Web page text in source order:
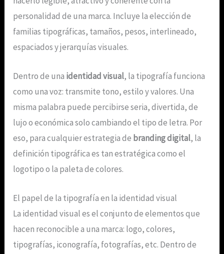
personalidad de una marca. Incluye la elección de
familias tipográficas, tamaños, pesos, interlineado,
espaciados y jerarquías visuales.
Dentro de una identidad visual, la tipografía funciona
como una voz: transmite tono, estilo y valores. Una
misma palabra puede percibirse seria, divertida, de
lujo o económica solo cambiando el tipo de letra. Por
eso, para cualquier estrategia de branding digital, la
definición tipográfica es tan estratégica como el
logotipo o la paleta de colores.
El papel de la tipografía en la identidad visual
La identidad visual es el conjunto de elementos que
hacen reconocible a una marca: logo, colores,
tipografías, iconografía, fotografías, etc. Dentro de